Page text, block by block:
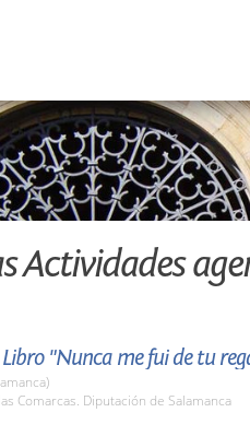
Actividades
"Nunca me fui de tu
Comarcas. Diputación de Salamanca